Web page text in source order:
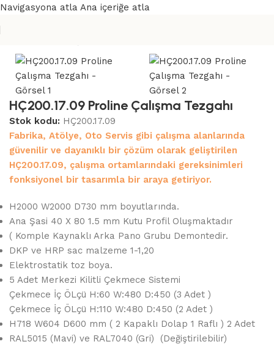
Navigasyona atla Ana içeriğe atla
HÇ200.17.09 Proline Çalışma Tezgahı
Stok kodu: HÇ200.17.09
Fabrika, Atölye, Oto Servis gibi çalışma alanlarında
güvenilir ve dayanıklı bir çözüm olarak geliştirilen
HÇ200.17.09, çalışma ortamlarındaki gereksinimleri
fonksiyonel bir tasarımla bir araya getiriyor.
H2000 W2000 D730 mm boyutlarında.
Ana Şasi 40 X 80 1.5 mm Kutu Profil Oluşmaktadır
( Komple Kaynaklı Arka Pano Grubu Demontedir.
DKP ve HRP sac malzeme 1-1,20
Elektrostatik toz boya.
5 Adet Merkezi Kilitli Çekmece Sistemi
Çekmece İç ÖLçü H:60 W:480 D:450 (3 Adet )
Çekmece İç ÖLçü H:110 W:480 D:450 (2 Adet )
H718 W604 D600 mm ( 2 Kapaklı Dolap 1 Raflı ) 2 Adet
RAL5015 (Mavi) ve RAL7040 (Gri) (Değiştirilebilir)